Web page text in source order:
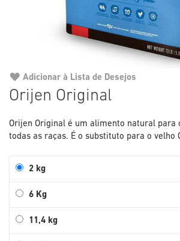
Orijen Original
Orijen Original é um alimento natural para
todas as raças. É o substituto para o velho
2 kg
6 Kg
11,4 kg
Adicionar à Lista de Desejos
início
da